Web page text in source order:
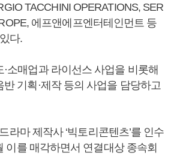
TACCHINI OPERATIONS, SER
에프앤에프엔터테인먼트 등
다.
소매업과 라이선스 사업을 비롯해
기획·제작 등의 사업을 담당하고
라마 제작사 ‘빅토리콘텐츠’를 인수
이를 매각하면서 연결대상 종속회